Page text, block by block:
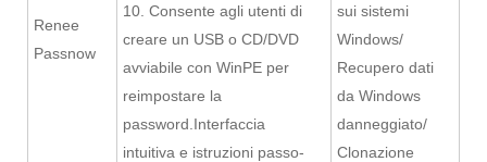
Renee
Passnow
10. Consente agli utenti di
creare un USB o CD/DVD
avviabile con WinPE per
reimpostare la
password.Interfaccia
intuitiva e istruzioni passo-
sui sistemi
Windows/
Recupero dati
da Windows
danneggiato/
Clonazione